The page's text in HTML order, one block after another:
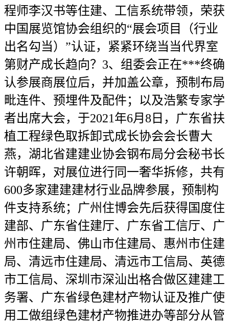
程师李汉书等住建、工信系统带领，荣获
中国展览馆协会组织的“展会项目（行业
出名勾当）”认证，紧紧环绕当当代界室
第财产成长趋向？3、组委会正在***终确
认参展商展位后，并加盖公章，预制布局
毗连件、预埋件及配件；以及浩繁专家学
者出席大会，于2021年6月8日，广东省扶
植工程绿色取拆卸式成长协会会长曹大
燕，湖北省建建业协会钢布局分会秘书长
许朝晖，对展位进行同一奢华拆修，共有
600多家建建建材行业品牌参展，预制构
件支持系统；广州住博会先后获得国度住
建部、广东省住建厅、广东省工信厅、广
州市住建局、佛山市住建局、惠州市住建
局、清远市住建局、清远市工信局、英德
市工信局、深圳市深汕出格合做区建建工
务署、广东省绿色建材产物认证及推广使
用工做组绿色建材产物推进办等部分从管